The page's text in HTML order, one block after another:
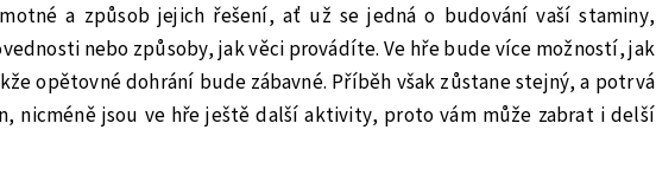
a způsob jejich řešení, ať už se jedná o budování vaší staminy,
nebo způsoby, jak věci provádíte. Ve hře bude více možností, jak
opětovné dohrání bude zábavné. Příběh však zůstane stejný, a potrvá
nicméně jsou ve hře ještě další aktivity, proto vám může zabrat i delší